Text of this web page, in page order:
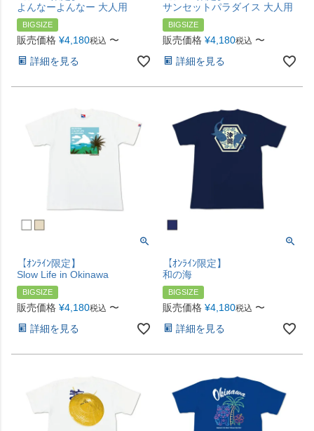
よんなーよんなー 大人用
BIGSIZE
販売価格 ¥4,180税込 〜
詳細を見る
サンセットパラダイス 大人用
BIGSIZE
販売価格 ¥4,180税込 〜
詳細を見る
【ｵﾝﾗｲﾝ限定】
Slow Life in Okinawa
BIGSIZE
販売価格 ¥4,180税込 〜
詳細を見る
【ｵﾝﾗｲﾝ限定】
和の海
BIGSIZE
販売価格 ¥4,180税込 〜
詳細を見る